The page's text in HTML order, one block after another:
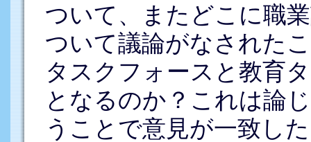
ついて、またどこに職
ついて議論がなされた
タスクフォースと教育
となるのか？これは論
うことで意見が一致し